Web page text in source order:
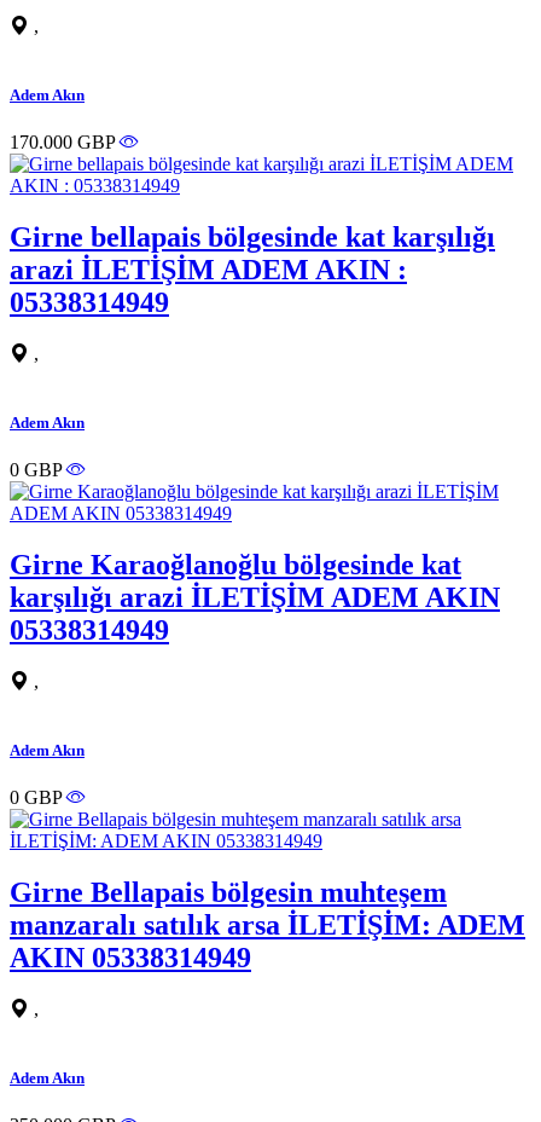
,
Adem Akın
170.000 GBP
Girne bellapais bölgesinde kat karşılığı
arazi İLETİŞİM ADEM AKIN :
05338314949
,
Adem Akın
0 GBP
Girne Karaoğlanoğlu bölgesinde kat
karşılığı arazi İLETİŞİM ADEM AKIN
05338314949
,
Adem Akın
0 GBP
Girne Bellapais bölgesin muhteşem
manzaralı satılık arsa İLETİŞİM: ADEM
AKIN 05338314949
,
Adem Akın